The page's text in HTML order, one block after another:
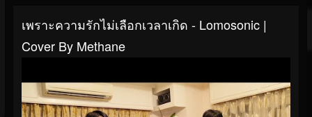
เพราะความรักไม่เลือกเวลาเกิด - Lomosonic |
Cover By Methane